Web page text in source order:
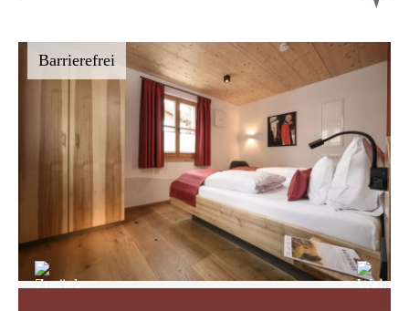
Barrierefrei